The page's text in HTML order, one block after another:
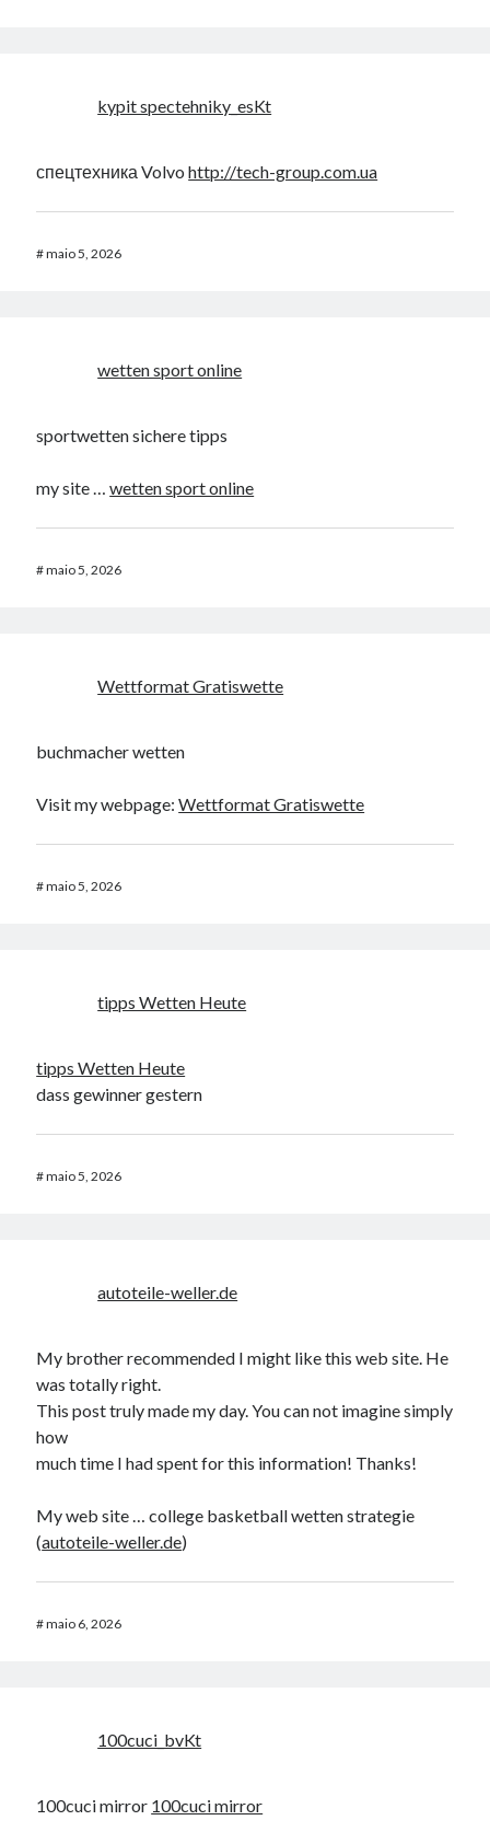
kypit spectehniky_esKt
спецтехника Volvohttp://tech-group.com.ua
#maio 5, 2026
wetten sport online
sportwetten sichere tipps
my site …wetten sport online
#maio 5, 2026
Wettformat Gratiswette
buchmacher wetten
Visit my webpage:Wettformat Gratiswette
#maio 5, 2026
tipps Wetten Heute
tipps Wetten Heute
dass gewinner gestern
#maio 5, 2026
autoteile-weller.de
My brother recommended I might like this web site. He
was totally right.
This post truly made my day. You can not imagine simply
how
much time I had spent for this information! Thanks!
My web site … college basketball wetten strategie
(autoteile-weller.de)
#maio 6, 2026
100cuci_bvKt
100cuci mirror 100cuci mirror